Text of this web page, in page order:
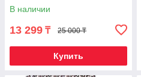
В наличии
13 299 ₸ 25 000 ₸
Купить